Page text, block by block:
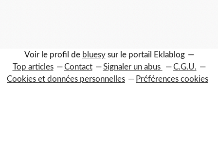
Voir le profil de bluesysur le portail Eklablog
Top articles
Contact Signaler un abus
C.G.U.
Cookies et données personnelles
Préférences cookies